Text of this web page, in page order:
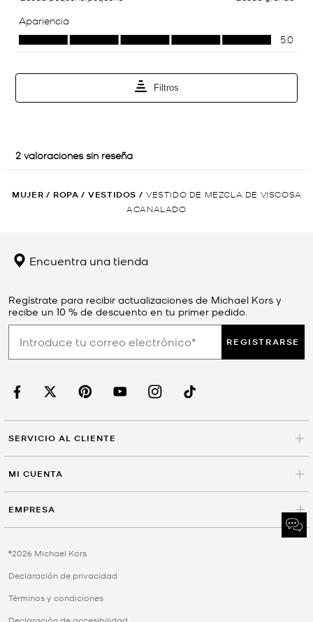
MUJER / ROPA / VESTIDOS / VESTIDO DE MEZCLA DE VISCOSA
ACANALADO
Encuentra una tienda
Regístrate para recibir actualizaciones de Michael Kors y
recibe un 10 % de descuento en tu primer pedido.
REGISTRARSE
SERVICIO AL CLIENTE
MI CUENTA
EMPRESA
©2026 Michael Kors
Declaración de privacidad
Términos y condiciones
Declaración de accesibilidad